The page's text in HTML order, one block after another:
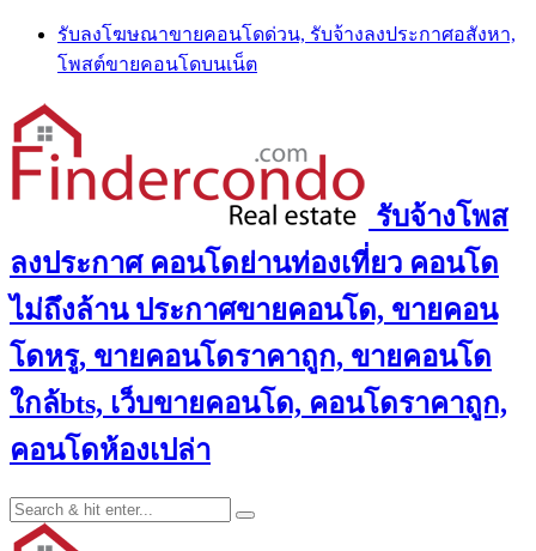
Skip
content
รับลงโฆษณาขายคอนโดด่วน, รับจ้างลงประกาศอสังหา,
โพสต์ขายคอนโดบนเน็ต
รับจ้างโพส
ลงประกาศ คอนโดย่านท่องเที่ยว คอนโด
ไม่ถึงล้าน ประกาศขายคอนโด, ขายคอน
โดหรู, ขายคอนโดราคาถูก, ขายคอนโด
ใกล้bts, เว็บขายคอนโด, คอนโดราคาถูก,
คอนโดห้องเปล่า